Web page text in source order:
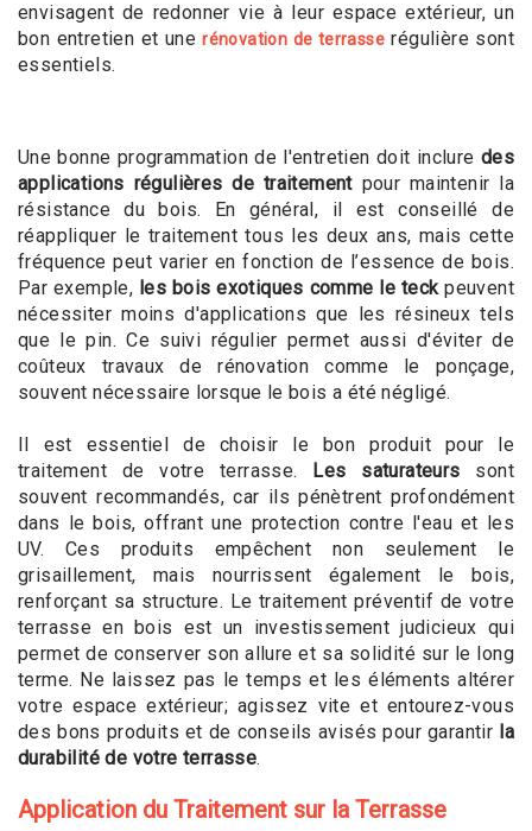
envisagent de redonner vie à leur espace extérieur, un
bon entretien et unerénovation de terrasse régulière sont
essentiels.
Une bonne programmation de l'entretien doit inclure des
applications régulières de traitementpour maintenir la
résistance du bois. En général, il est conseillé de
réappliquer le traitement tous les deux ans, mais cette
fréquence peut varier en fonction de l’essence de bois.
Par exemple, les bois exotiques comme le teckpeuvent
nécessiter moins d'applications que les résineux tels
que le pin. Ce suivi régulier permet aussi d'éviter de
coûteux travaux de rénovation comme le ponçage,
souvent nécessaire lorsque le bois a été négligé.
Il est essentiel de choisir le bon produit pour le
traitement de votre terrasse.
Les saturateurs sont
souvent recommandés, car ils pénètrent profondément
dans le bois, offrant une protection contre l'eau et les
UV. Ces produits empêchent non seulement le
grisaillement, mais nourrissent également le bois,
renforçant sa structure. Le traitement préventif de votre
terrasse en bois est un investissement judicieux qui
permet de conserver son allure et sa solidité sur le long
terme. Ne laissez pas le temps et les éléments altérer
votre espace extérieur; agissez vite et entourez-vous
des bons produits et de conseils avisés pour garantir la
durabilité de votre terrasse.
Application du Traitement sur la Terrasse